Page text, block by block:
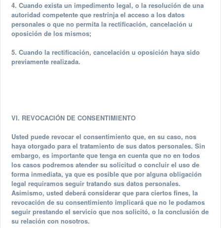
4. Cuando exista un impedimento legal, o la resolución de una
autoridad competente que restrinja el acceso a los datos
personales o que no permita la rectificación, cancelación u
oposición de los mismos;
5. Cuando la rectificación, cancelación u oposición haya sido
previamente realizada.
VI. REVOCACIÓN DE CONSENTIMIENTO
Usted puede revocar el consentimiento que, en su caso, nos
haya otorgado para el tratamiento de sus datos personales. Sin
embargo, es importante que tenga en cuenta que no en todos
los casos podremos atender su solicitud o concluir el uso de
forma inmediata, ya que es posible que por alguna obligación
legal requiramos seguir tratando sus datos personales.
Asimismo, usted deberá considerar que para ciertos fines, la
revocación de su consentimiento implicará que no le podamos
seguir prestando el servicio que nos solicitó, o la conclusión de
su relación con nosotros.